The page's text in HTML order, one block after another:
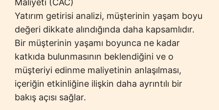
Yatırım getirisi analizi, müşterinin yaşam boyu
değeri dikkate alındığında daha kapsamlıdır.
Bir müşterinin yaşamı boyunca ne kadar
katkıda bulunmasının beklendiğini ve o
müşteriyi edinme maliyetinin anlaşılması,
içeriğin etkinliğine ilişkin daha ayrıntılı bir
bakış açısı sağlar.